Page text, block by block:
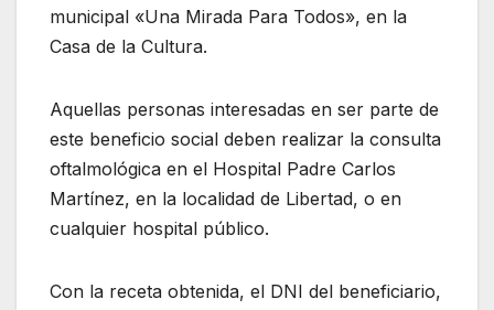
municipal «Una Mirada Para Todos», en la
Casa de la Cultura.
Aquellas personas interesadas en ser parte de
este beneficio social deben realizar la consulta
oftalmológica en el Hospital Padre Carlos
Martínez, en la localidad de Libertad, o en
cualquier hospital público.
Con la receta obtenida, el DNI del beneficiario,